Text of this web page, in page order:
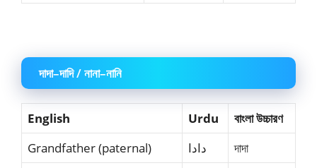
দাদা–দাদি / নানা–নানি
English Urdu
বাংলা উচ্চারণ
Grandfather (paternal)
دادا
দাদা